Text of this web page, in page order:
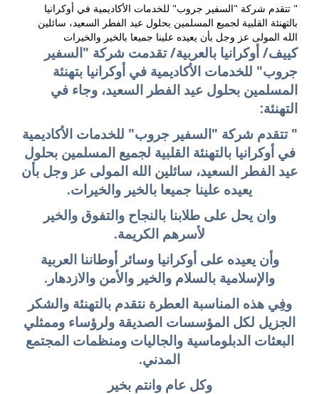
" تتقدم شركة "السفير جروب" للخدمات الأكاديمية في أوكرانيا
بالتهنئة القلبية لجميع المسلمين بحلول عيد الفطر السعيد، سائلين
الله المولى عز وجل بأن يعيده علينا جميعا بالخير والخيرات
كييف/ أوكرانيا بالعربية/ تقدمت شركة "السفير
جروب" للخدمات الأكاديمية في أوكرانيا بتهنئة
المسلمين بحلول عيد الفطر السعيد، وجاء في
التهنئة:
" تتقدم شركة "السفير جروب" للخدمات الأكاديمية
في أوكرانيا بالتهنئة القلبية لجميع المسلمين بحلول
عيد الفطر السعيد، سائلين الله المولى عز وجل بأن
يعيده علينا جميعا بالخير والخيرات.
وان يحل على طلابنا بالنجاح والتفوق والخير
لأسرهم الكريمة.
وأن يعيده على أوكرانيا وسائر أوطاننا العربية
والإسلامية بالسلام والخير والأمن والازدهار.
وفِي هذه المناسبة العطرة نتقدم بالتهنئة والشكر
الجزيل لكل المؤسسات الصديقة ولرؤساء وممثلي
البعثات الدبلوماسية والجاليات ومنظمات المجتمع
المدني.
وكل عام وانتم بخير